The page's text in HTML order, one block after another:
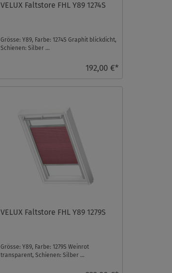
VELUX Faltstore FHL Y89 1274S
Grösse: Y89, Farbe: 1274S Graphit blickdicht,
Schienen: Silber ...
192,00 €*
VELUX Faltstore FHL Y89 1279S
Grösse: Y89, Farbe: 1279S Weinrot
transparent, Schienen: Silber ...